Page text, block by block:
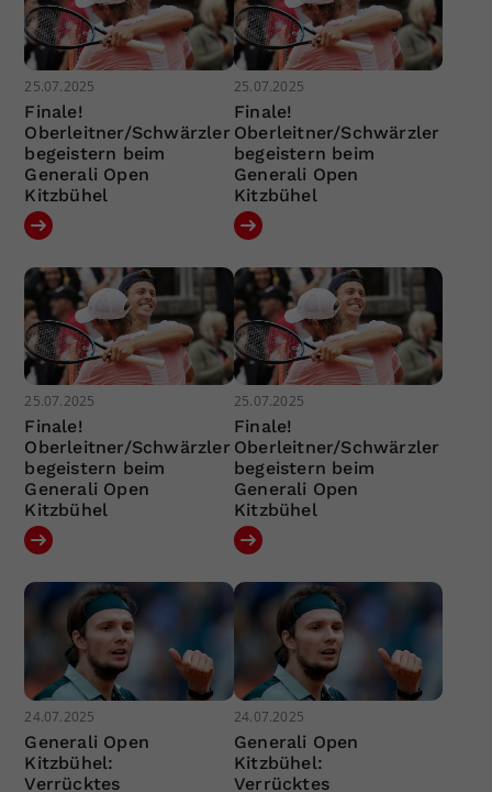
25.07.2025
Finale!
Oberleitner/Schwärzler
begeistern beim
Generali Open
Kitzbühel
25.07.2025
Finale!
Oberleitner/Schwärzler
begeistern beim
Generali Open
Kitzbühel
25.07.2025
Finale!
Oberleitner/Schwärzler
begeistern beim
Generali Open
Kitzbühel
25.07.2025
Finale!
Oberleitner/Schwärzler
begeistern beim
Generali Open
Kitzbühel
24.07.2025
Generali Open
Kitzbühel:
Verrücktes
24.07.2025
Generali Open
Kitzbühel:
Verrücktes